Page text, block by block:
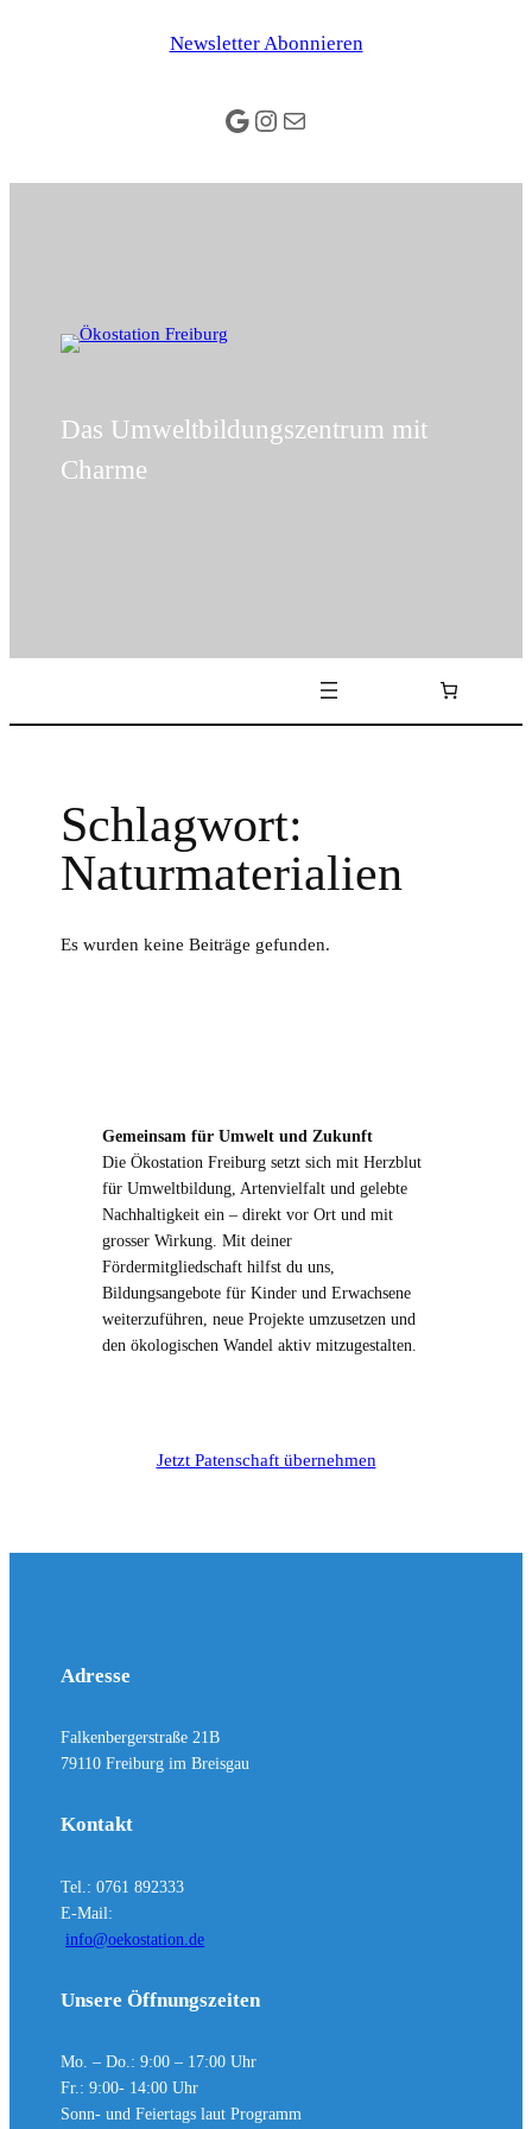
Newsletter Abonnieren
Google
Instagram
E-Mail
Das Umweltbildungszentrum mit
Charme
Schlagwort:
Naturmaterialien
Es wurden keine Beiträge gefunden.
Gemeinsam für Umwelt und Zukunft
Die Ökostation Freiburg setzt sich mit Herzblut
für Umweltbildung, Artenvielfalt und gelebte
Nachhaltigkeit ein – direkt vor Ort und mit
grosser Wirkung. Mit deiner
Fördermitgliedschaft hilfst du uns,
Bildungsangebote für Kinder und Erwachsene
weiterzuführen, neue Projekte umzusetzen und
den ökologischen Wandel aktiv mitzugestalten.
Jetzt Patenschaft übernehmen
Adresse
Falkenbergerstraße 21B
79110 Freiburg im Breisgau
Kontakt
Tel.: 0761 892333
E-Mail:
info@oekostation.de
Unsere Öffnungszeiten
Mo. – Do.: 9:00 – 17:00 Uhr
Fr.: 9:00- 14:00 Uhr
Sonn- und Feiertags laut Programm